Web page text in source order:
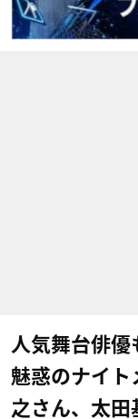
人気舞台俳優
魅惑のナイト
之さん、太田